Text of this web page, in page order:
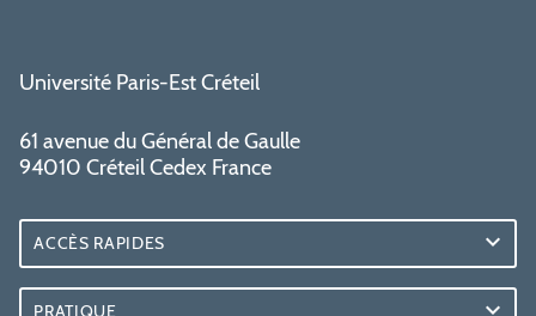
Université Paris-Est Créteil
61 avenue du Général de Gaulle
94010 Créteil Cedex France
ACCÈS RAPIDES
PRATIQUE